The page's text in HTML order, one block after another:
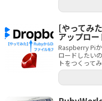
[やってみ
アップロー
Raspberry Pi
ロードしたい
トをつくってみ